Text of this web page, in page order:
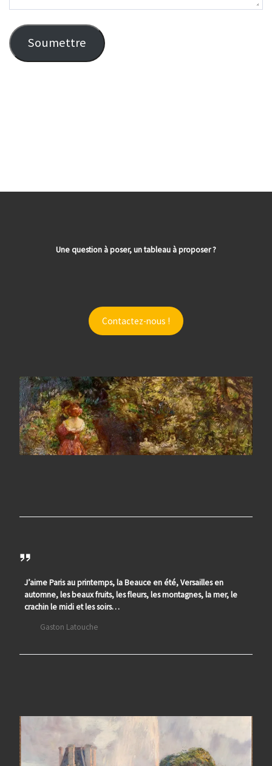
Soumettre
Une question à poser, un tableau à proposer ?
Contactez-nous !
J’aime Paris au printemps, la Beauce en été, Versailles en
automne, les beaux fruits, les fleurs, les montagnes, la mer, le
crachin le midi et les soirs…
Gaston Latouche